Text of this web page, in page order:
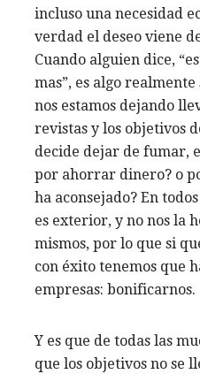
incluso una necesidad
verdad el deseo viene
Cuando alguien dice,
mas”, es algo
nos estamos dejando
revistas y los objetivos
decide dejar de fumar,
por ahorrar dinero? o
ha aconsejado? En
es exterior, y no nos la
mismos, por lo que si
con éxito tenemos que
empresas: bonificarnos.
Y es que de todas las
que los objetivos no se